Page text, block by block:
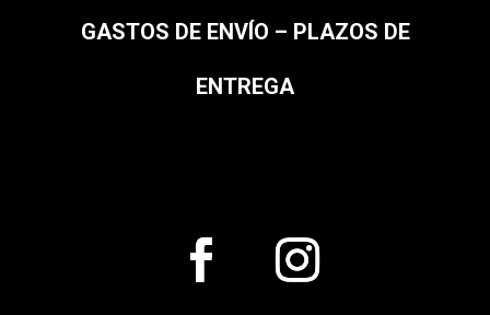
GASTOS DE ENVÍO – PLAZOS DE
ENTREGA